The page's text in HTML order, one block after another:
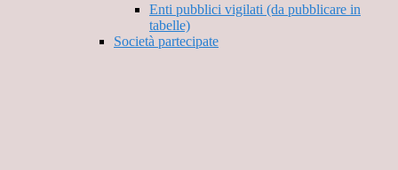
Enti pubblici vigilati (da pubblicare in
tabelle)
Società partecipate